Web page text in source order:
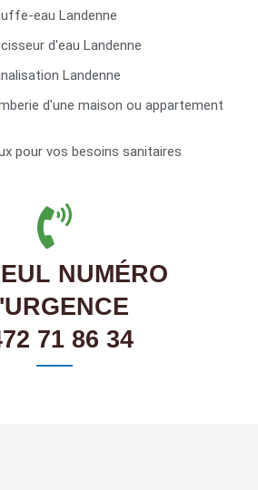
eau Landenne
d'eau Landenne
Landenne
d'une maison ou appartement
pour vos besoins sanitaires
NUMÉRO
71 86 34